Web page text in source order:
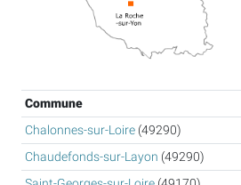
Commune
Chalonnes-sur-Loire (49290)
Chaudefonds-sur-Layon (49290)